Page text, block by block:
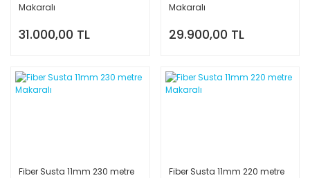
Makaralı
31.000,00 TL
Makaralı
29.900,00 TL
Fiber Susta 11mm 230 metre
Fiber Susta 11mm 220 metre